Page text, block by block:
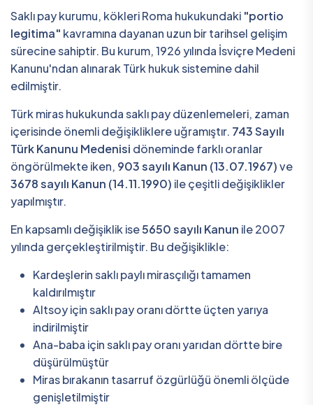
Saklı pay kurumu, kökleri Roma hukukundaki "portio
legitima" kavramına dayanan uzun bir tarihsel gelişim
sürecine sahiptir. Bu kurum, 1926 yılında İsviçre Medeni
Kanunu'ndan alınarak Türk hukuk sistemine dahil
edilmiştir.
Türk miras hukukunda saklı pay düzenlemeleri, zaman
içerisinde önemli değişikliklere uğramıştır. 743 Sayılı
Türk Kanunu Medenisi döneminde farklı oranlar
öngörülmekte iken, 903 sayılı Kanun (13.07.1967)ve
3678 sayılı Kanun (14.11.1990) ile çeşitli değişiklikler
yapılmıştır.
En kapsamlı değişiklik ise5650 sayılı Kanun ile 2007
yılında gerçekleştirilmiştir. Bu değişiklikle:
Kardeşlerin saklı paylı mirasçılığı tamamen
kaldırılmıştır
Altsoy için saklı pay oranı dörtte üçten yarıya
indirilmiştir
Ana-baba için saklı pay oranı yarıdan dörtte bire
düşürülmüştür
Miras bırakanın tasarruf özgürlüğü önemli ölçüde
genişletilmiştir